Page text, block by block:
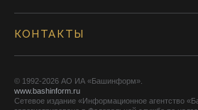
КОНТАКТЫ
© 1992-2026 АО ИА «Башинформ».
www.bashinform.ru
Сетевое издание «Информационное агентство